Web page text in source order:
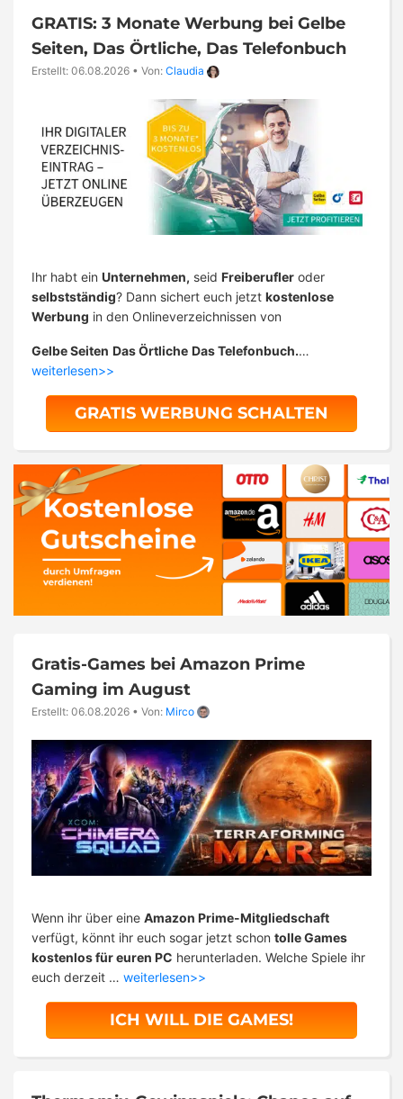
GRATIS: 3 Monate Werbung bei Gelbe
Seiten, Das Örtliche, Das Telefonbuch
Erstellt: 06.08.2026 • Von: Claudia
Ihr habt ein Unternehmen, seid Freiberufler oder
selbstständig? Dann sichert euch jetzt kostenlose
Werbung in den Onlineverzeichnissen von
Gelbe Seiten Das Örtliche Das Telefonbuch.…
weiterlesen>>
GRATIS WERBUNG SCHALTEN
Gratis-Games bei Amazon Prime
Gaming im August
Erstellt: 06.08.2026 • Von: Mirco
Wenn ihr über eine Amazon Prime-Mitgliedschaft
verfügt, könnt ihr euch sogar jetzt schon tolle Games
kostenlos für euren PC herunterladen. Welche Spiele ihr
euch derzeit … weiterlesen>>
ICH WILL DIE GAMES!